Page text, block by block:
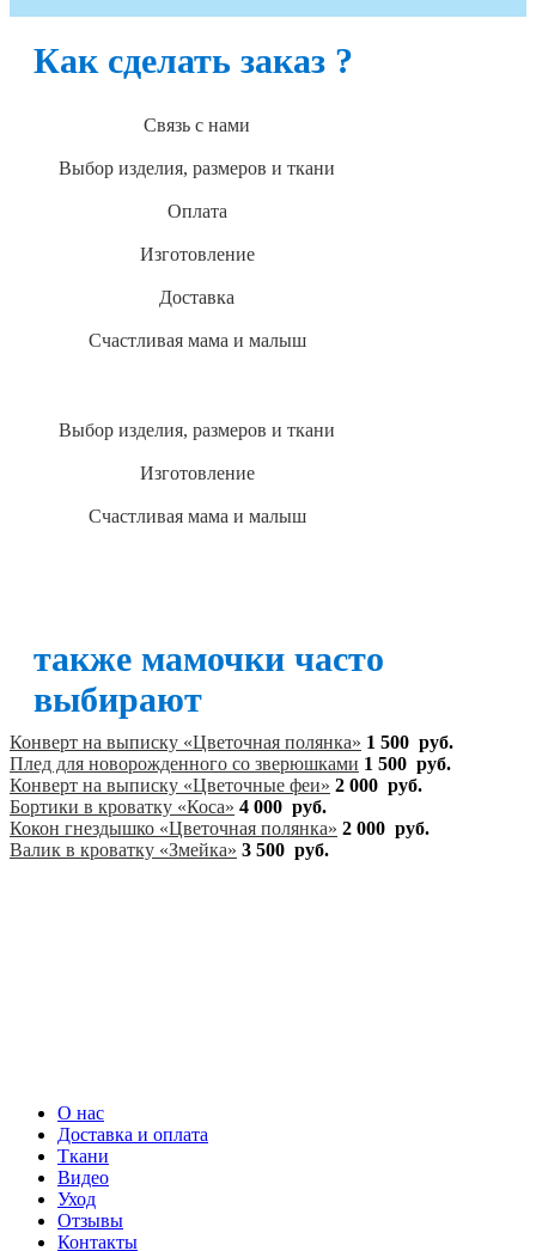
Как сделать заказ ?
Связь с нами
Выбор изделия, размеров и ткани
Оплата
Изготовление
Доставка
Счастливая мама и малыш
Выбор изделия, размеров и ткани
Изготовление
Счастливая мама и малыш
также мамочки часто
выбирают
Конверт на выписку «Цветочная полянка» 1 500 руб.
Плед для новорожденного со зверюшками 1 500 руб.
Конверт на выписку «Цветочные феи» 2 000 руб.
Бортики в кроватку «Коса» 4 000 руб.
Кокон гнездышко «Цветочная полянка» 2 000 руб.
Валик в кроватку «Змейка» 3 500 руб.
О нас
Доставка и оплата
Ткани
Видео
Уход
Отзывы
Контакты